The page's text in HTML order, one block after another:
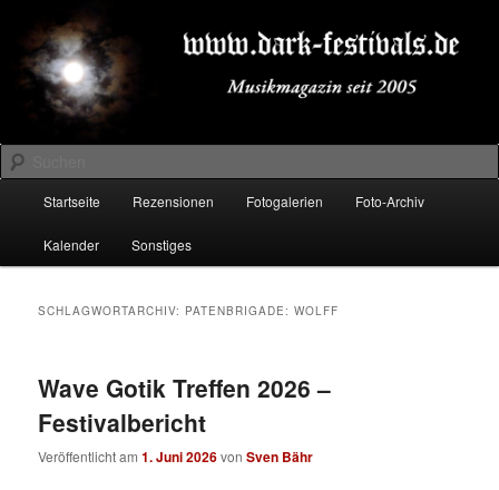
primären
Inhalt
springen
sekundären
Inhalt
springenDARK-FESTIVALS.DE
Suchen
Startseite Rezensionen Fotogalerien Foto-Archiv
Kalender Sonstiges
SCHLAGWORTARCHIV: PATENBRIGADE: WOLFF
Wave Gotik Treffen 2026 –
Festivalbericht
Veröffentlicht am1. Juni 2026vonSven Bähr